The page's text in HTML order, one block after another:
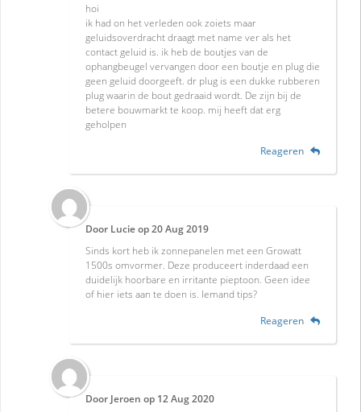
hoi
ik had on het verleden ook zoiets maar
geluidsoverdracht draagt met name ver als het
contact geluid is. ik heb de boutjes van de
ophangbeugel vervangen door een boutje en plug die
geen geluid doorgeeft. dr plug is een dukke rubberen
plug waarin de bout gedraaid wordt. De zijn bij de
betere bouwmarkt te koop. mij heeft dat erg
geholpen
Reageren
Door Lucieop20 Aug 2019
Sinds kort heb ik zonnepanelen met een Growatt
1500s omvormer. Deze produceert inderdaad een
duidelijk hoorbare en irritante pieptoon. Geen idee
of hier iets aan te doen is. Iemand tips?
Reageren
Door Jeroen op 12 Aug 2020